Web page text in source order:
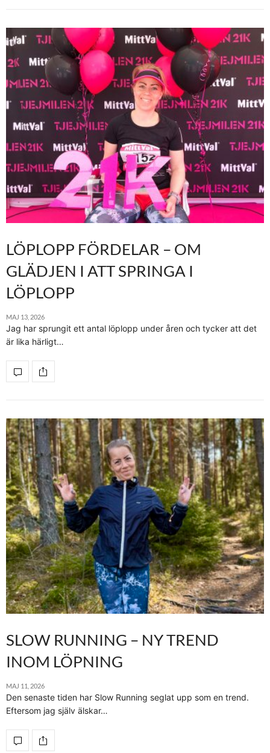
LÖPLOPP FÖRDELAR – OM
GLÄDJEN I ATT SPRINGA I
LÖPLOPP
MAJ 13, 2026
Jag har sprungit ett antal löplopp under åren och tycker att det
är lika härligt…
SLOW RUNNING – NY TREND
INOM LÖPNING
MAJ 11, 2026
Den senaste tiden har Slow Running seglat upp som en trend.
Eftersom jag själv älskar…